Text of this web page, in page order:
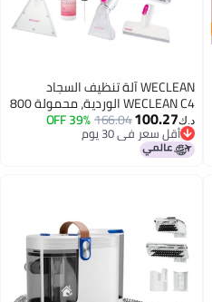
WECLEAN آلة تنظيف السجاد
WECLEAN C4 الوردية، محمولة 800
واط 18 كيلو باسكال، منظف عميق
مع مقبض قائم وممسحة عريضة
للبقع الناتجة عن الحيوانات الأليفة
100.27
166.04
39% OFF
أقل سعر في 30 يوم
أقل سعر في 30 يوم